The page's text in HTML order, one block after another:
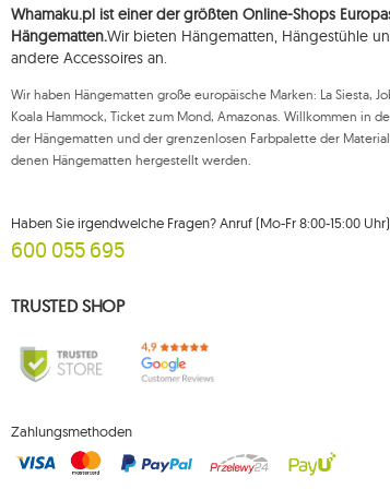
classic fly 1
colibri 3.0
crua koala
cumbia 9
deluxe
domo 1
door clamp
dstand
eco-friendly hammock
etno 2
Whamaku.pl ist einer der größten Online-Shops
Hängematten.Wir bieten Hängematten, Hängestühle
andere Accessoires an.
Wir haben Hängematten große europäische Marken: La Siesta,
Koala Hammock, Ticket zum Mond, Amazonas. Willkommen in
der Hängematten und der grenzenlosen Farbpalette der
denen Hängematten hergestellt werden.
Haben Sie irgendwelche Fragen? Anruf (Mo-Fr 8:00-15:00 Uhr)
600 055 695
TRUSTED SHOP
Zahlungsmethoden